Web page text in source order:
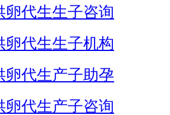
卵代生生子咨询
卵代生生子机构
卵代生产子助孕
卵代生产子咨询